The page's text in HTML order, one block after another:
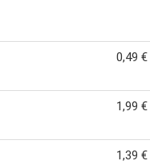
0,49 €
1,99 €
1,39 €